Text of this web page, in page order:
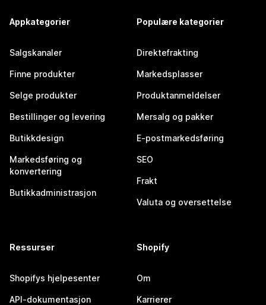
Appkategorier
Salgskanaler
Finne produkter
Selge produkter
Bestillinger og levering
Butikkdesign
Markedsføring og
konvertering
Butikkadministrasjon
Populære kategorier
Direktefrakting
Markedsplasser
Produktanmeldelser
Mersalg og pakker
E-postmarkedsføring
SEO
Frakt
Valuta og oversettelse
Ressurser
Shopifys hjelpesenter
API-dokumentasjon
Shopify
Om
Karrierer